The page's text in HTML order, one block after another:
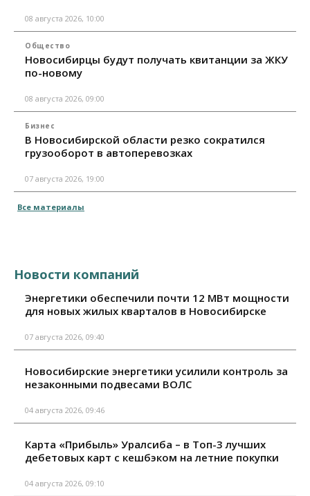
08 августа 2026, 10:00
Общество
Новосибирцы будут получать квитанции за ЖКУ
по-новому
08 августа 2026, 09:00
Бизнес
В Новосибирской области резко сократился
грузооборот в автоперевозках
07 августа 2026, 19:00
Все материалы
Новости компаний
Энергетики обеспечили почти 12 МВт мощности
для новых жилых кварталов в Новосибирске
07 августа 2026, 09:40
Новосибирские энергетики усилили контроль за
незаконными подвесами ВОЛС
04 августа 2026, 09:46
Карта «Прибыль» Уралсиба – в Топ-3 лучших
дебетовых карт с кешбэком на летние покупки
04 августа 2026, 09:10